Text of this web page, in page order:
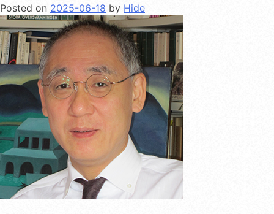
Posted on 2025-06-18 by Hide